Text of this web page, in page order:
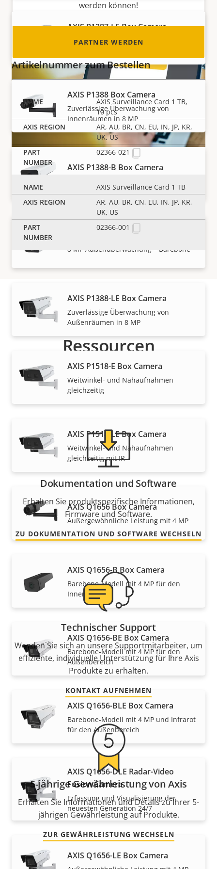
Edge Storage
Flexible und zuverlässige Lösung für
Aufzeichnungen
AXIS P1387-LE Box Camera
Zuverlässige Überwachung von
AXIS P1388 Box Camera
Zuverlässige Überwachung von
Innenräumen in 8 MP
AXIS P1388-B Box Camera
AXIS P1388-BE Box Camera
8 MP Außenüberwachung – Barebone
AXIS P1388-LE Box Camera
Zuverlässige Überwachung von
Außenräumen in 8 MP
AXIS P1518-E Box Camera
Weitwinkel- und Nahaufnahmen
gleichzeitig
AXIS P1518-LE Box Camera
Weitwinkel- und Nahaufnahmen
gleichzeitig mit IR
AXIS Q1656 Box Camera
Außergewöhnliche Leistung mit 4 MP
AXIS Q1656-B Box Camera
Barebone-Modell mit 4 MP für den
Innenbereich
AXIS Q1656-BE Box Camera
Barebone-Modell mit 4 MP für den
Außenbereich
AXIS Q1656-BLE Box Camera
Barebone-Modell mit 4 MP und Infrarot
für den Außenbereich
AXIS Q1656-DLE Radar-Video
Fusion Camera
Erfassung und Visualisierung der
neuesten Generation 24/7
AXIS Q1656-LE Box Camera
werden können!
PARTNER WERDEN
Artikelnummer zum Bestellen
AXIS Surveillance Card 1 TB,
10 pcs
AR, AU, BR, CN, EU, IN, JP, KR,
UK, US
02366-021
AXIS Surveillance Card 1 TB
AR, AU, BR, CN, EU, IN, JP, KR,
UK, US
02366-001
Support und
Ressourcen
Benötigen Sie Informationen zu Produkten von Axis,
Software oder Hilfe von einem unserer Experten?
Dokumentation und Software
Erhalten Sie produktspezifische Informationen,
Firmware und Software.
ZU DOKUMENTATION UND SOFTWARE WECHSELN
Technischer Support
Wenden Sie sich an unsere Supportmitarbeiter, um
effiziente, individuelle Unterstützung für Ihre Axis
Produkte zu erhalten.
KONTAKT AUFNEHMEN
5-jährige Gewährleistung von Axis
Erhalten Sie Informationen und Details zu Ihrer 5-
jährigen Gewährleistung auf Produkte.
ZUR GEWÄHRLEISTUNG WECHSELN